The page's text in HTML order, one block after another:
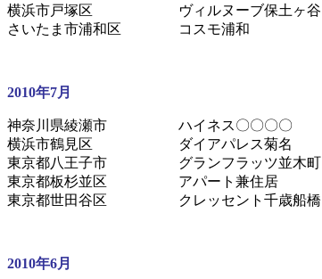
横浜市戸塚区 ヴィルヌーブ保土ヶ谷
さいたま市浦和区 コスモ浦和
2010年7月
神奈川県綾瀬市 ハイネス〇〇〇〇
横浜市鶴見区 ダイアパレス菊名
東京都八王子市 グランフラッツ並木町
東京都板杉並区 アパート兼住居
東京都世田谷区 クレッセント千歳船橋
2010年6月